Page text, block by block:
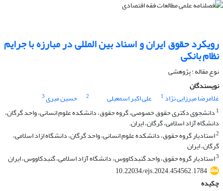
رویکرد حقوق ایران و اسناد بین المللی در مبارزه با جرایم
نظام بانکی
نوع مقاله : پژوهشی
نویسندگان
غلامرضا میرزایی نژاد 1 علی اکبر اسمعیلی 2 حسین میری3
1 دانشجوی دکتری حقوق خصوصی، گروه حقوق، دانشکده علوم انسانی، واحد گرگان،
دانشگاه آزاد اسلامی، گرگان، ایران.
2استادیار گروه حقوق، دانشکده علوم انسانی، واحد گرگان، دانشگاه ازاد اسلامی،
گرگان، ایران
3استادیار گروه حقوق، واحد گنبدکاووس، دانشگاه آزاد اسلامی، گنبدکاووس، ایران
10.22034/ejs.2024.454562.1784
چکیده